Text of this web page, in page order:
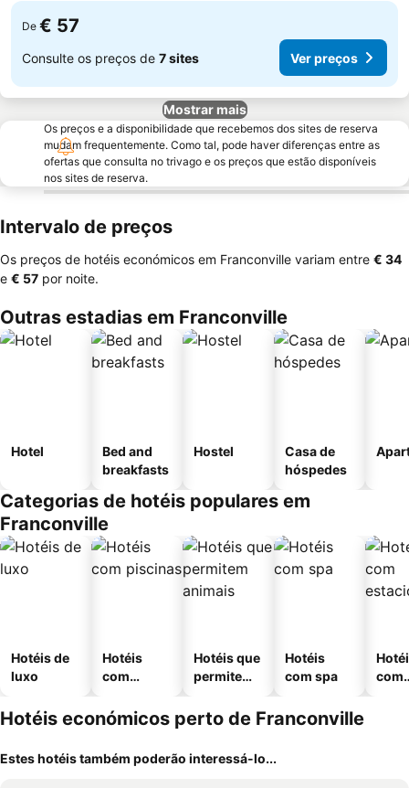
De € 57
Consulte os preços de 7 sites Ver preços
Mostrar mais
Os preços e a disponibilidade que recebemos dos sites de reserva
mudam frequentemente. Como tal, pode haver diferenças entre as
ofertas que consulta no trivago e os preços que estão disponíveis
nos sites de reserva.
Intervalo de preços
Os preços de hotéis económicos em Franconville variam entre ‎€ 34
e ‎€ 57 por noite.
Outras estadias em Franconville
Hotel
Bed and
breakfasts
Hostel
Casa de
hóspedes
Categorias de hotéis populares em
Franconville
Hotéis de
luxo
Hotéis
com
Hotéis que
permitem
Hotéis
com spa
com
Hotéis económicos perto de Franconville
Estes hotéis também poderão interessá-lo...